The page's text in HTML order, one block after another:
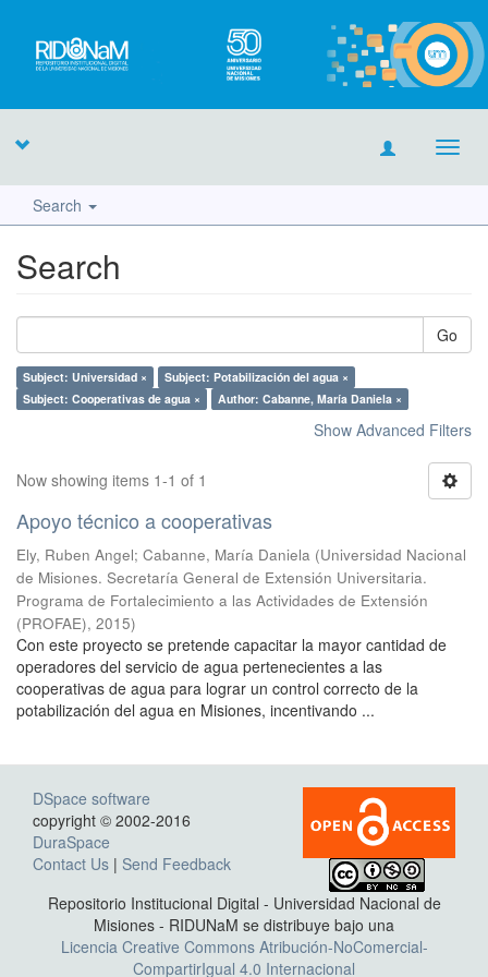
Search
Search
Go
Subject: Universidad ×
Subject: Potabilización del agua ×
Subject: Cooperativas de agua ×
Author: Cabanne, María Daniela ×
Show Advanced Filters
Now showing items 1-1 of 1
Apoyo técnico a cooperativas
Ely, Ruben Angel; Cabanne, María Daniela (Universidad Nacional
de Misiones. Secretaría General de Extensión Universitaria.
Programa de Fortalecimiento a las Actividades de Extensión
(PROFAE), 2015)
Con este proyecto se pretende capacitar la mayor cantidad de
operadores del servicio de agua pertenecientes a las
cooperativas de agua para lograr un control correcto de la
potabilización del agua en Misiones, incentivando ...
DSpace software
copyright © 2002-2016
DuraSpace
Contact Us | Send Feedback
Repositorio Institucional Digital - Universidad Nacional de
Misiones - RIDUNaM se distribuye bajo una
Licencia Creative Commons Atribución-NoComercial-
CompartirIgual 4.0 Internacional